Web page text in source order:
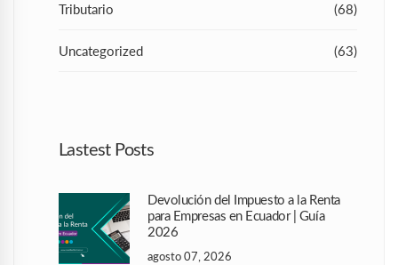
Tributario (68)
Uncategorized (63)
Lastest Posts
Devolución del Impuesto a la Renta
para Empresas en Ecuador | Guía
2026
agosto 07, 2026